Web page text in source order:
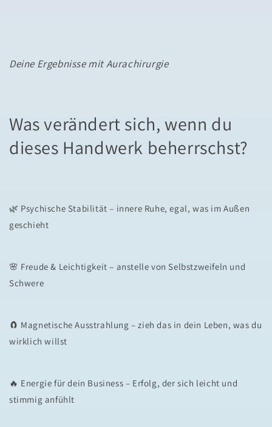
Deine Ergebnisse mit Aurachirurgie
Was verändert sich, wenn du
dieses Handwerk beherrschst?
🌿 Psychische Stabilität – innere Ruhe, egal, was im Außen
geschieht
🌸 Freude & Leichtigkeit – anstelle von Selbstzweifeln und
Schwere
🧲 Magnetische Ausstrahlung – zieh das in dein Leben, was du
wirklich willst
🔥 Energie für dein Business – Erfolg, der sich leicht und
stimmig anfühlt